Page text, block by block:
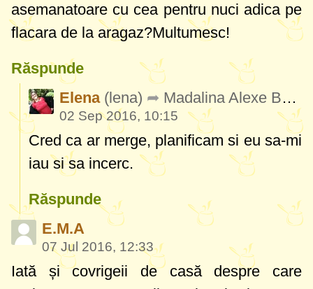
asemanatoare cu cea pentru nuci adica pe
flacara de la aragaz?Multumesc!
Răspunde
Elena (lena) Madalina Alexe Badea
02 Sep 2016, 10:15
Cred ca ar merge, planificam si eu sa-mi
iau si sa incerc.
Răspunde
E.M.A
07 Jul 2016, 12:33
Iată și covrigeii de casă despre care